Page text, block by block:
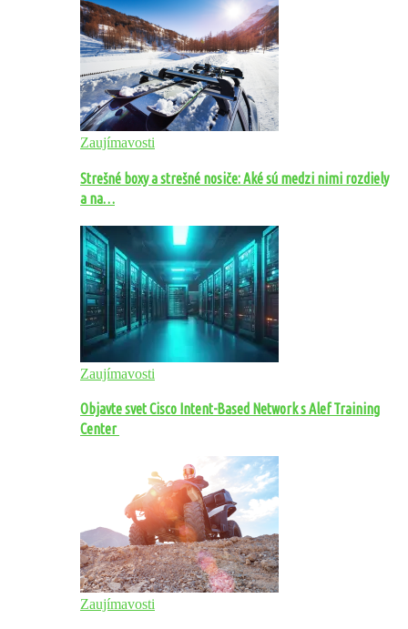
Zaujímavosti
Strešné boxy a strešné nosiče: Aké sú medzi nimi rozdiely
a na…
Zaujímavosti
Objavte svet Cisco Intent-Based Network s Alef Training
Center
Zaujímavosti